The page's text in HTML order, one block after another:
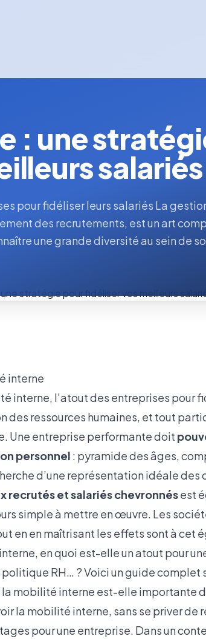
: une
salariés
pour fidéliser leurs salariés La
des recrutements, est un art
une grande diversité au sein de
interne, l’atout des entreprises pour
des ressources humaines, et tout
Une entreprise performante doit
personnel : pyramide des âges,
d’une représentation idéale des
recrutés et salariés chevronnésest
simple à mettre en œuvre. Les
en en maîtrisant les effets sont à cet
en quoi est-elle un atout pour
RH… ? Voici un guide complet
la mobilité interne est-elle importante
la mobilité interne, sans se priver
pour une entreprise. Dans un